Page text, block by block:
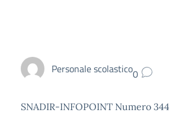
Personale scolastico0
SNADIR-INFOPOINT Numero 344